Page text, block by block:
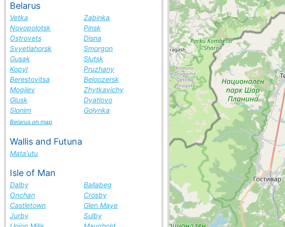
Belarus
Vetka
Zabinka
Novopolotsk
Pinsk
Ostrovets
Disna
Svyetlahorsk
Smorgon
Gusak
Slutsk
Kopyl
Pruzhany
Berestovitsa
Beloozersk
Mogilev
Zhytkavichy
Glusk
Dyatlovo
Slonim
Golynka
Belarus on map
Wallis and Futuna
Mata'utu
Isle of Man
Dalby
Ballabeg
Onchan
Crosby
Castletown
Glen Maye
Jurby
Sulby